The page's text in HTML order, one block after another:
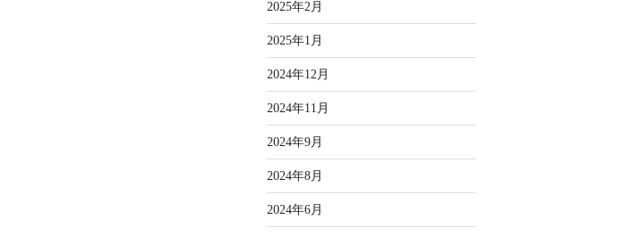
2025年2月
2025年1月
2024年12月
2024年11月
2024年9月
2024年8月
2024年6月